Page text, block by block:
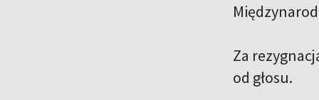
Za
od głosu.